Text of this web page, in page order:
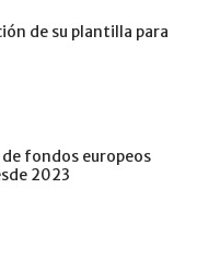
de su plantilla para
de fondos europeos
2023